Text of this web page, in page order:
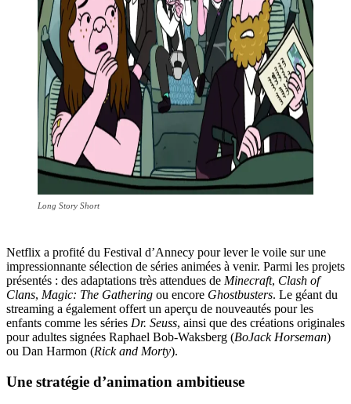
Long Story Short
Netflix a profité du Festival d’Annecy pour lever le voile sur une
impressionnante sélection de séries animées à venir. Parmi les projets
présentés : des adaptations très attendues de Minecraft, Clash of
Clans, Magic: The Gathering ou encore Ghostbusters. Le géant du
streaming a également offert un aperçu de nouveautés pour les
enfants comme les séries Dr. Seuss, ainsi que des créations originales
pour adultes signées Raphael Bob-Waksberg (BoJack Horseman)
ou Dan Harmon (Rick and Morty).
Une stratégie d’animation ambitieuse